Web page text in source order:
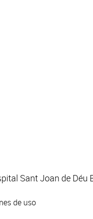
Sant Joan de Déu
de uso